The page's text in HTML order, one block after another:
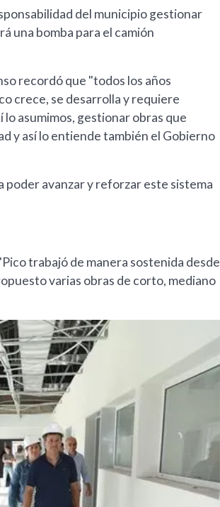
del municipio gestionar
una bomba para el camión
recordó que "todos los años
crece, se desarrolla y requiere
asumimos, gestionar obras que
y así lo entiende también el Gobierno
poder avanzar y reforzar este sistema
trabajó de manera sostenida desde
varias obras de corto, mediano